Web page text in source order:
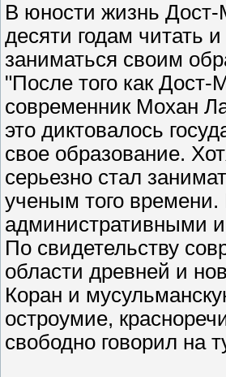
В юности жизнь
десяти годам читать
заниматься своим
"После того как
современник Мохан
это диктовалось
свое образование.
серьезно стал
ученым того
административными
По свидетельству
области древней и
Коран и
остроумие,
свободно говорил на